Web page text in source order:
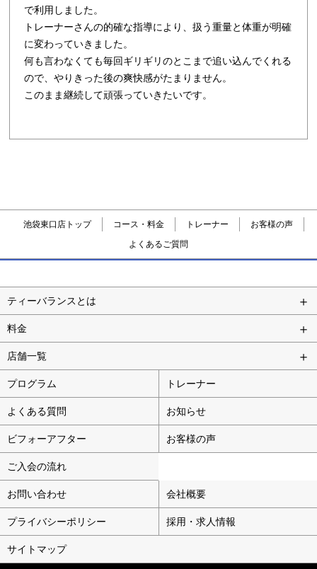
で利用しました。
トレーナーさんの的確な指導により、扱う重量と体重が明確
に変わっていきました。
何も言わなくても毎回ギリギリのとこまで追い込んでくれる
ので、やりきった後の爽快感がたまりません。
このまま継続して頑張っていきたいです。
池袋東口店トップ コース・料金 トレーナー
お客様の声
よくあるご質問
ティーバランスとは
料金
店舗一覧
プログラム トレーナー
よくある質問 お知らせ
ビフォーアフター お客様の声
ご入会の流れ
お問い合わせ 会社概要
プライバシーポリシー 採用・求人情報
サイトマップ